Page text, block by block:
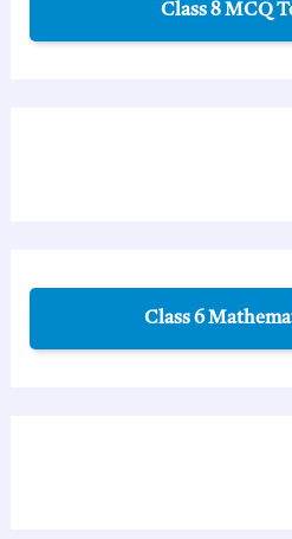
Class 8 MCQ
Class 6